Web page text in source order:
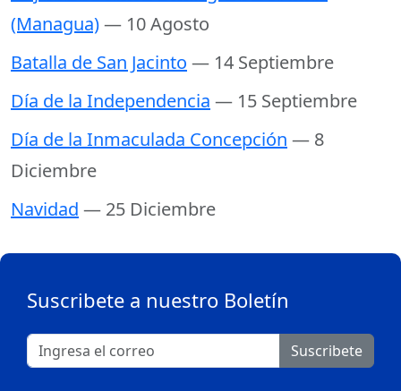
(Managua)— 10 Agosto
Batalla de San Jacinto — 14 Septiembre
Día de la Independencia — 15 Septiembre
Día de la Inmaculada Concepción — 8
Diciembre
Navidad — 25 Diciembre
Suscribete a nuestro Boletín
Suscribete